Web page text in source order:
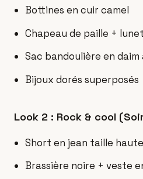
Bottines en cuir camel
Chapeau de paille +
Sac bandoulière en
Bijoux dorés superposés
Look 2 : Rock & cool
Short en jean taille haute
Brassière noire + veste